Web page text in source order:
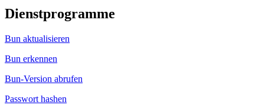
Dienstprogramme
Bun aktualisieren
Bun erkennen
Bun-Version abrufen
Passwort hashen